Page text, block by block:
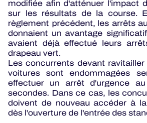
modifiée afin d'atténuer l'impact
sur les résultats de la course.
règlement précédent, les arrêts
donnaient un avantage
avaient déjà effectué leurs
drapeau vert.
Les concurrents devant
voitures sont endommagées
effectuer un arrêt d'urgence
secondes. Dans ce cas, les
doivent de nouveau accéder à
dès l'ouverture de l'entrée des